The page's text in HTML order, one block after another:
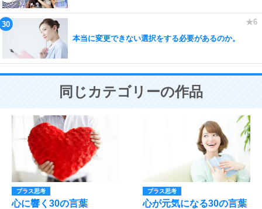
本当に変更できない選択をする必要があるのか。
同じカテゴリーの作品
プラス思考
心に響く30の言葉
プラス思考
心が元気になる30の言葉